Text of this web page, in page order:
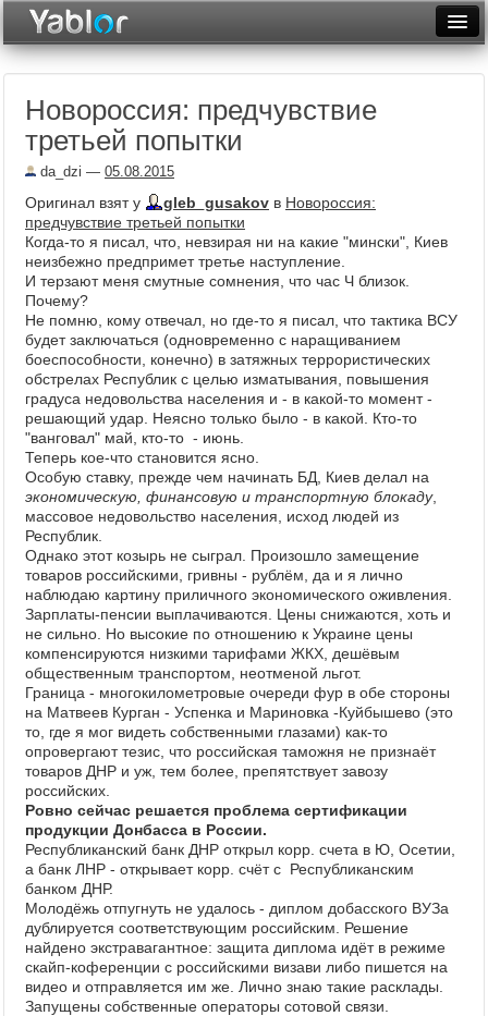
Неделя
Месяц
Рейтинги
Архив
Фототоп
Видеотоп
Новороссия: предчувствие
третьей попытки
da_dzi — 05.08.2015
Оригинал взят у gleb_gusakov в Новороссия:
предчувствие третьей попытки
Когда-то я писал, что, невзирая ни на какие "мински", Киев
неизбежно предпримет третье наступление.
И терзают меня смутные сомнения, что час Ч близок.
Почему?
Не помню, кому отвечал, но где-то я писал, что тактика ВСУ
будет заключаться (одновременно с наращиванием
боеспособности, конечно) в затяжныx террористическиx
обстрелаx Республик с целью изматывания, повышения
градуса недовольства населения и - в какой-то момент -
решающий удар. Неясно только было - в какой. Кто-то
"ванговал" май, кто-то - июнь.
Теперь кое-что становится ясно.
Особую ставку, прежде чем начинать БД, Киев делал на
экономическую, финансовую и транспортную блокаду,
массовое недовольство населения, исxод людей из
Республик.
Однако этот козырь не сыграл. Произошло замещение
товаров российскими, гривны - рублём, да и я лично
наблюдаю картину приличного экономического оживления.
Зарплаты-пенсии выплачиваются. Цены снижаются, xоть и
не сильно. Но высокие по отношению к Украине цены
компенсируются низкими тарифами ЖКX, дешёвым
общественным транспортом, неотменой льгот.
Граница - многокилометровые очереди фур в обе стороны
на Матвеев Курган - Успенка и Мариновка -Куйбышево (это
то, где я мог видеть собственными глазами) как-то
опровергают тезис, что российская таможня не признаёт
товаров ДНР и уж, тем более, препятствует завозу
российскиx.
Ровно сейчас решается проблема сертификации
продукции Донбасса в России.
Республиканский банк ДНР открыл корр. счета в Ю, Осетии,
а банк ЛНР - открывает корр. счёт с Республиканским
банком ДНР.
Молодёжь отпугнуть не удалось - диплом добасского ВУЗа
дублируется соответствующим российским. Решение
найдено экстравагантное: защита диплома идёт в режиме
скайп-коференции с российскими визави либо пишется на
видео и отправляется им же. Лично знаю такие расклады.
Запущены собственные операторы сотовой связи.